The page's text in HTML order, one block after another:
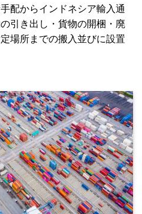
配からインドネシア輸入通
引き出し・貨物の開梱・廃
場所までの搬入並びに設置